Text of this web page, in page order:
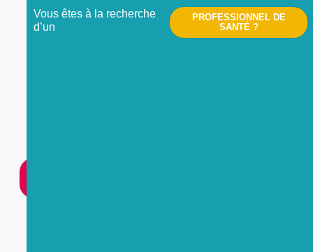
Vous êtes à la recherche
d’un
PROFESSIONNEL DE
SANTÉ ?